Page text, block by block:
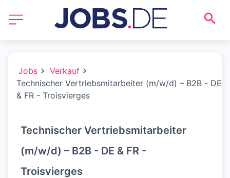
Jobs
Verkauf
Technischer Vertriebsmitarbeiter (m/w/d) – B2B - DE
& FR - Troisvierges
Technischer Vertriebsmitarbeiter
(m/w/d) – B2B - DE & FR -
Troisvierges